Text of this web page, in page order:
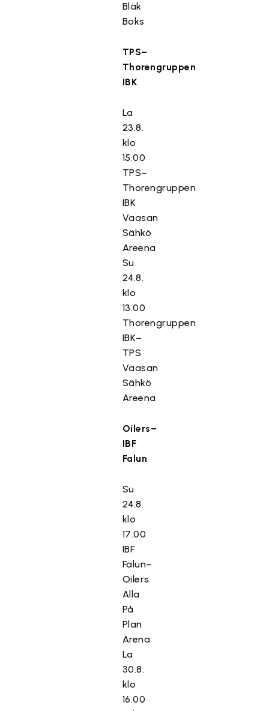
Bläk
Boks
TPS–
Thorengruppen
IBK
La
23.8.
klo
15.00
TPS–
Thorengruppen
IBK
Vaasan
Sähkö
Areena
Su
24.8.
klo
13.00
Thorengruppen
IBK–
TPS
Vaasan
Sähkö
Areena
Oilers–
IBF
Falun
Su
24.8.
klo
17.00
IBF
Falun–
Oilers
Alla
På
Plan
Arena
La
30.8.
klo
16.00